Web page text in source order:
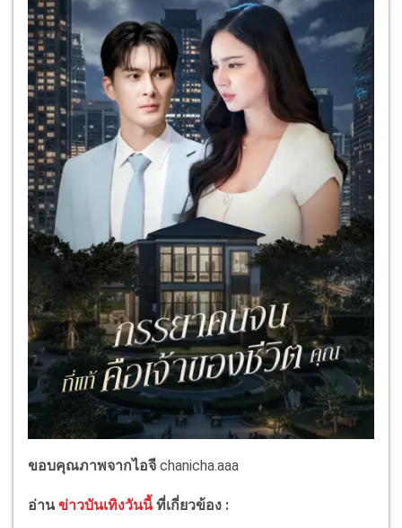
ขอบคุณภาพจากไอจี chanicha.aaa
อ่านข่าวบันเทิงวันนี้ ที่เกี่ยวข้อง :